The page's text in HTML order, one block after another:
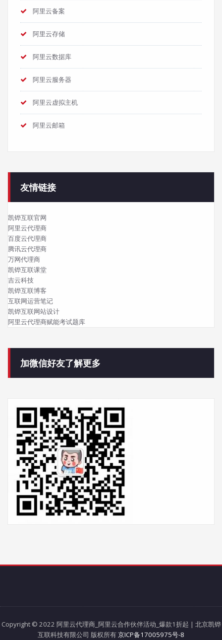
阿里云备案
阿里云存储
阿里云数据库
阿里云服务器
阿里云虚拟主机
阿里云邮箱
友情链接
凯铧互联官网
阿里云代理商
百度云代理商
腾讯云代理商
万网代理商
凯铧互联课堂
吉云科技
凯铧互联博客
互联网运营笔记
凯铧互联网站设计
阿里云代理商赋能考试题库
加微信好友了解更多
Copyright © 2022 阿里云代理商_阿里云合作伙伴活动_爆款1折起 | 北京凯铧
互联科技有限公司 版权所有京ICP备17005975号-8